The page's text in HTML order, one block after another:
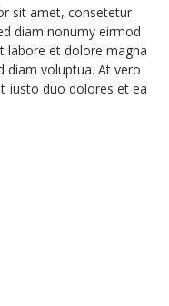
sit amet, consetetur
diam nonumy eirmod
labore et dolore magna
diam voluptua. At vero
justo duo dolores et ea